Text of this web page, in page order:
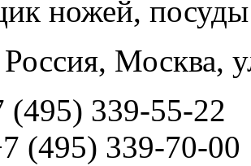
ножей,
Москва,
(495) 339-55-22
(495) 339-70-00